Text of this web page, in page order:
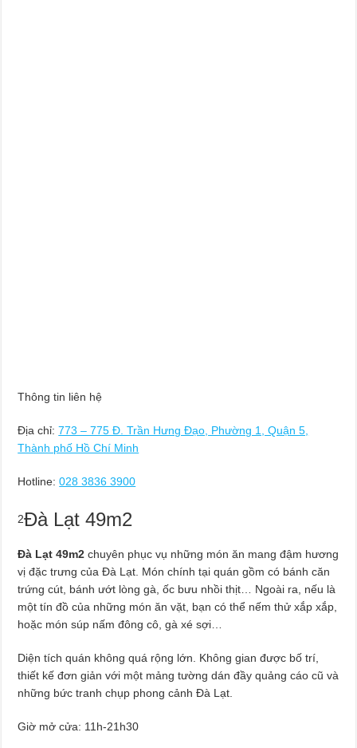
Thông tin liên hệ
Địa chỉ:773 – 775 Đ. Trần Hưng Đạo, Phường 1, Quận 5,
Thành phố Hồ Chí Minh
Hotline: 028 3836 3900
2Đà Lạt 49m2
Đà Lạt 49m2 chuyên phục vụ những món ăn mang đậm hương
vị đặc trưng của Đà Lạt. Món chính tại quán gồm có bánh căn
trứng cút, bánh ướt lòng gà, ốc bưu nhồi thịt… Ngoài ra, nếu là
một tín đồ của những món ăn vặt, bạn có thể nếm thử xắp xắp,
hoặc món súp nấm đông cô, gà xé sợi…
Diện tích quán không quá rộng lớn. Không gian được bố trí,
thiết kế đơn giản với một mảng tường dán đầy quảng cáo cũ và
những bức tranh chụp phong cảnh Đà Lạt.
Giờ mở cửa: 11h-21h30